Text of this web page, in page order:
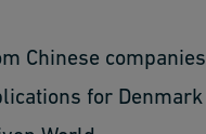
Chinese companies
for Denmark